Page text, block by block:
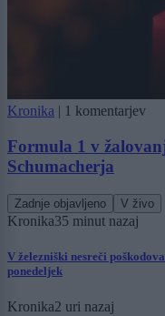
Kronika | 1 komentarjev
Formula 1 v
Schumacherja
Zadnje objavljeno V živo
Kronika35 minut nazaj
V železniški nesreči
ponedeljek
Kronika2 uri nazaj